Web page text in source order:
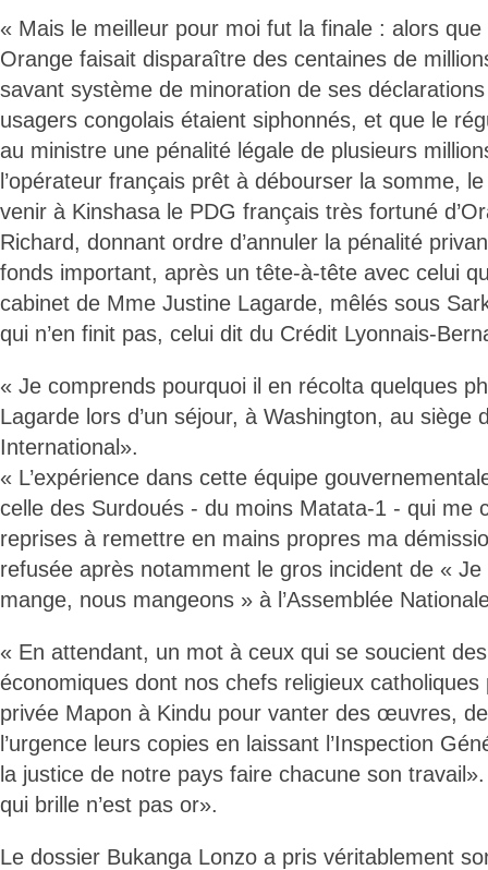
« Mais le meilleur pour moi fut la finale : alors
Orange faisait disparaître des centaines de
savant système de minoration de ses déclarations
usagers congolais étaient siphonnés, et que le
au ministre une pénalité légale de plusieurs
l’opérateur français prêt à débourser la somme,
venir à Kinshasa le PDG français très fortuné
Richard, donnant ordre d’annuler la pénalité
fonds important, après un tête-à-tête avec celui
cabinet de Mme Justine Lagarde, mêlés sous
qui n’en finit pas, celui dit du Crédit Lyonnais-
« Je comprends pourquoi il en récolta quelques
Lagarde lors d’un séjour, à Washington, au siège
International».
« L’expérience dans cette équipe
celle des Surdoués - du moins Matata-1 - qui me
reprises à remettre en mains propres ma
refusée après notamment le gros incident de «
mange, nous mangeons » à l’Assemblée
« En attendant, un mot à ceux qui se soucient
économiques dont nos chefs religieux catholiques
privée Mapon à Kindu pour vanter des œuvres,
l’urgence leurs copies en laissant l’Inspection
la justice de notre pays faire chacune son
qui brille n’est pas or».
Le dossier Bukanga Lonzo a pris véritablement